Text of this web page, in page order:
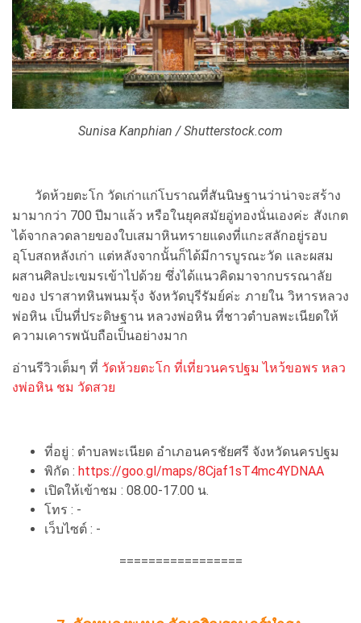
Sunisa Kanphian / Shutterstock.com
วัดห้วยตะโก วัดเก่าแก่โบราณที่สันนิษฐานว่าน่าจะสร้าง
มามากว่า 700 ปีมาแล้ว หรือในยุคสมัยอู่ทองนั่นเองค่ะ สังเกต
ได้จากลวดลายของใบเสมาหินทรายแดงที่แกะสลักอยู่รอบ
อุโบสถหลังเก่า แต่หลังจากนั้นก็ได้มีการบูรณะวัด และผสม
ผสานศิลปะเขมรเข้าไปด้วย ซึ่งได้แนวคิดมาจากบรรณาลัย
ของ ปราสาทหินพนมรุ้ง จังหวัดบุรีรัมย์ค่ะ ภายใน วิหารหลวง
พ่อหิน เป็นที่ประดิษฐาน หลวงพ่อหิน ที่ชาวตำบลพะเนียดให้
ความเคารพนับถือเป็นอย่างมาก
อ่านรีวิวเต็มๆ ที่ วัดห้วยตะโก ที่เที่ยวนครปฐม ไหว้ขอพร หลว
งพ่อหิน ชม วัดสวย
ที่อยู่ : ตำบลพะเนียด อำเภอนครชัยศรี จังหวัดนครปฐม
พิกัด : https://goo.gl/maps/8Cjaf1sT4mc4YDNAA
เปิดให้เข้าชม : 08.00-17.00 น.
โทร : -
เว็บไซต์ : -
=================